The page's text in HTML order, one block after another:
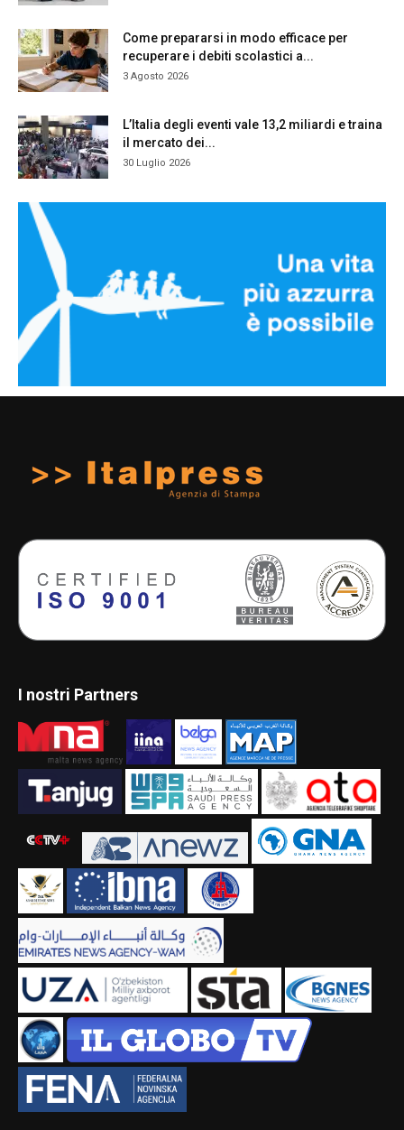
Come prepararsi in modo efficace per
recuperare i debiti scolastici a...
3 Agosto 2026
L’Italia degli eventi vale 13,2 miliardi e traina
il mercato dei...
30 Luglio 2026
I nostri Partners